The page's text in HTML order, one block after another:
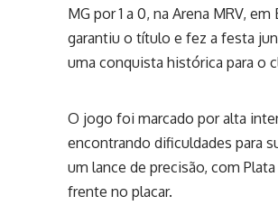
MG por 1 a 0, na Arena MRV,
garantiu o título e fez a festa
uma conquista histórica para o
O jogo foi marcado por alta
encontrando dificuldades para
um lance de precisão, com
frente no placar.